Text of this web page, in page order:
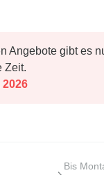
Angebote gibt es
Zeit.
2026
Bis